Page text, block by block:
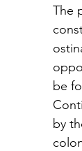
The
be
by